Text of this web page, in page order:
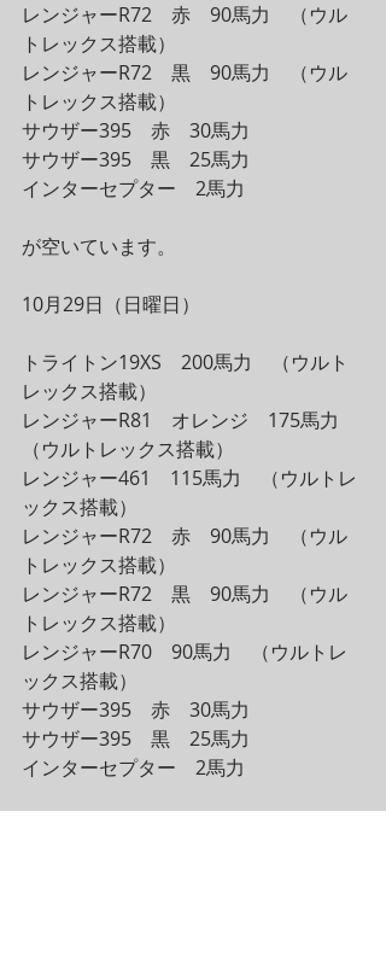
レンジャーR72　赤　90馬力　（ウル
トレックス搭載）
レンジャーR72　黒　90馬力　（ウル
トレックス搭載）
サウザー395　赤　30馬力
サウザー395　黒　25馬力
インターセプター　2馬力
が空いています。
10月29日（日曜日）
トライトン19XS　200馬力　（ウルト
レックス搭載）
レンジャーR81　オレンジ　175馬力
（ウルトレックス搭載）
レンジャー461　115馬力　（ウルトレ
ックス搭載）
レンジャーR72　赤　90馬力　（ウル
トレックス搭載）
レンジャーR72　黒　90馬力　（ウル
トレックス搭載）
レンジャーR70　90馬力　（ウルトレ
ックス搭載）
サウザー395　赤　30馬力
サウザー395　黒　25馬力
インターセプター　2馬力